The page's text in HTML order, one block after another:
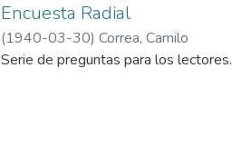
Encuesta Radial
(1940-03-30) Correa, Camilo
Serie de preguntas para los lectores.